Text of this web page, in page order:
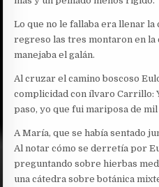
Lo que no le fallaba era llenar la
regreso las tres montaron en la
manejaba el galán.
Al cruzar el camino boscoso
complicidad con ílvaro Carrillo:
paso, yo que fui mariposa de
A María, que se había sentado
Al notar cómo se derretía por
preguntando sobre hierbas
una cátedra sobre botánica